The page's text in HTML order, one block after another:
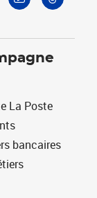
La Poste
bancaires